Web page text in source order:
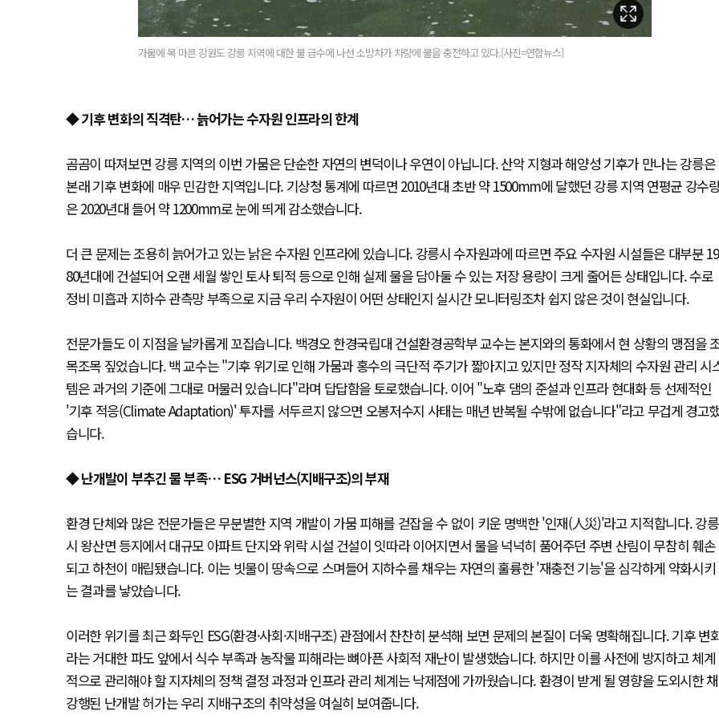
가뭄에 목 마른 강원도 강릉 지역에 대한 물 급수에 나선 소방차가 차량에 물을 충전하고 있다.[사진=연합뉴스]
◆ 기후 변화의 직격탄… 늙어가는 수자원 인프라의 한계
곰곰이 따져보면 강릉 지역의 이번 가뭄은 단순한 자연의 변덕이나 우연이 아닙니다. 산악 지형과 해양성 기후가 만나는 강릉은
본래 기후 변화에 매우 민감한 지역입니다. 기상청 통계에 따르면 2010년대 초반 약 1500mm에 달했던 강릉 지역 연평균 강수
은 2020년대 들어 약 1200mm로 눈에 띄게 감소했습니다.
더 큰 문제는 조용히 늙어가고 있는 낡은 수자원 인프라에 있습니다. 강릉시 수자원과에 따르면 주요 수자원 시설들은 대부분 19
80년대에 건설되어 오랜 세월 쌓인 토사 퇴적 등으로 인해 실제 물을 담아둘 수 있는 저장 용량이 크게 줄어든 상태입니다. 수로
정비 미흡과 지하수 관측망 부족으로 지금 우리 수자원이 어떤 상태인지 실시간 모니터링조차 쉽지 않은 것이 현실입니다.
전문가들도 이 지점을 날카롭게 꼬집습니다. 백경오 한경국립대 건설환경공학부 교수는 본지와의 통화에서 현 상황의 맹점을
목조목 짚었습니다. 백 교수는 "기후 위기로 인해 가뭄과 홍수의 극단적 주기가 짧아지고 있지만 정작 지자체의 수자원 관리 시
템은 과거의 기준에 그대로 머물러 있습니다"라며 답답함을 토로했습니다. 이어 "노후 댐의 준설과 인프라 현대화 등 선제적인
'기후 적응(Climate Adaptation)' 투자를 서두르지 않으면 오봉저수지 사태는 매년 반복될 수밖에 없습니다"라고 무겁게 경고
습니다.
◆ 난개발이 부추긴 물 부족… ESG 거버넌스(지배구조)의 부재
환경 단체와 많은 전문가들은 무분별한 지역 개발이 가뭄 피해를 걷잡을 수 없이 키운 명백한 '인재(人災)'라고 지적합니다. 강릉
시 왕산면 등지에서 대규모 아파트 단지와 위락 시설 건설이 잇따라 이어지면서 물을 넉넉히 품어주던 주변 산림이 무참히 훼손
되고 하천이 매립됐습니다. 이는 빗물이 땅속으로 스며들어 지하수를 채우는 자연의 훌륭한 '재충전 기능'을 심각하게 약화시키
는 결과를 낳았습니다.
이러한 위기를 최근 화두인 ESG(환경·사회·지배구조) 관점에서 찬찬히 분석해 보면 문제의 본질이 더욱 명확해집니다. 기후 변
라는 거대한 파도 앞에서 식수 부족과 농작물 피해라는 뼈아픈 사회적 재난이 발생했습니다. 하지만 이를 사전에 방지하고 체계
적으로 관리해야 할 지자체의 정책 결정 과정과 인프라 관리 체계는 낙제점에 가까웠습니다. 환경이 받게 될 영향을 도외시한 채
강행된 난개발 허가는 우리 지배구조의 취약성을 여실히 보여줍니다.